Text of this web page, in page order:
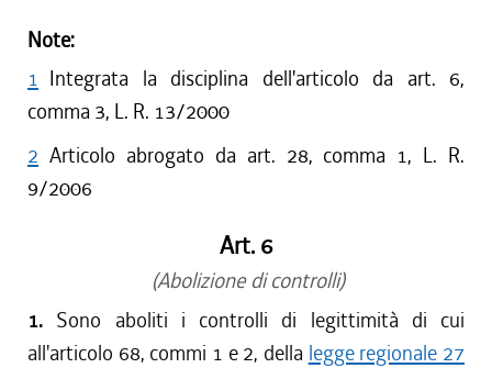
Note:
1 Integrata la disciplina dell'articolo da art. 6,
comma 3, L. R. 13/2000
2 Articolo abrogato da art. 28, comma 1, L. R.
9/2006
Art. 6
(Abolizione di controlli)
1. Sono aboliti i controlli di legittimità di cui
all'articolo 68, commi 1 e 2, della legge regionale 27